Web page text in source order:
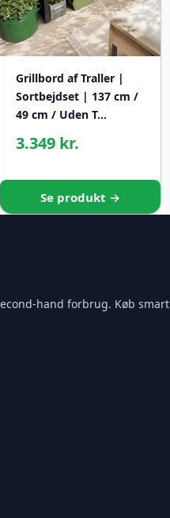
Grillbord af Traller |
Sortbejdset | 137 cm /
49 cm / Uden T…
3.349 kr.
Se produkt →
hand forbrug. Køb smart